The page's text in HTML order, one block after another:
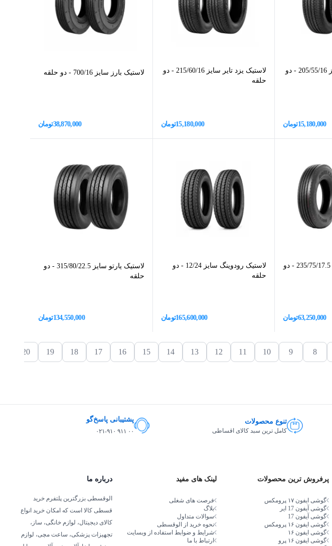
لاستیک یزد تایر سایز 205/55/16 - دو
15,180,000تومان
لاستیک یزد تایر سایز 215/60/16 - دو
حلقه
15,180,000تومان
لاستیک بارز سایز 700/16 - دو حلقه
38,870,000تومان
لاستیک آردوزا سایز 235/75/17.5 - دو
63,250,000تومان
لاستیک رودوینگ سایز 12/24 - دو
حلقه
165,600,000تومان
لاستیک یارتو سایز 315/80/22.5 - دو
حلقه
134,550,000تومان
8
9
10
11
12
13
14
15
16
17
18
19
20
تنوع محصولات
کامل ترین سبد کالای اقساطی
پشتیبانی پاسخ‌گو
۰۲۱-۹۱۰ ۹۱۱ ۰۰
پرفروش ترین محصولات
گوشی ایفون ۱۷ پرومکس
گوشی آیفون 17 ایر
گوشی آیفون 17
گوشی ایفون ۱۶ پرومکس
گوشی ایفون ۱۶
گوشی ایفون ۱۶ پرو
لینک های مفید
فرصت های شغلی
بلاگ
سوالات متداول
نحوه خرید از الوقسطی
شرایط و ضوابط استفاده از وبسایت
ارتباط با ما
درباره ما
الوقسطی بزرگترین پلتفرم خرید
قسطی کالا است که امکان خرید انواع
کالای دیجیتال، لوازم خانگی، ساز،
تجهیزات پزشکی، ساعت مچی، لوازم